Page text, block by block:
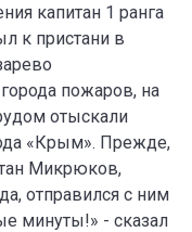
капитан 1 ранга
к пристани в
пожаров, на
отыскали
«Крым». Прежде,
Микрюков,
отправился с ним
минуты!» - сказал